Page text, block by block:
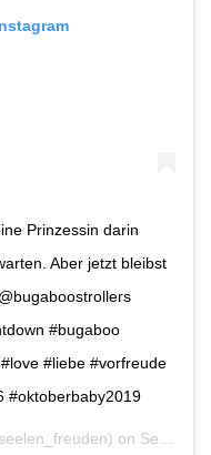
Prinzessin darin
Aber jetzt bleibst
#bugaboo
#liebe #vorfreude
#oktoberbaby2019
on Sep 8, 2019 at 12:01pm PDT